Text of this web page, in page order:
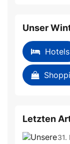
Unser
Hotels
Letzten
31.